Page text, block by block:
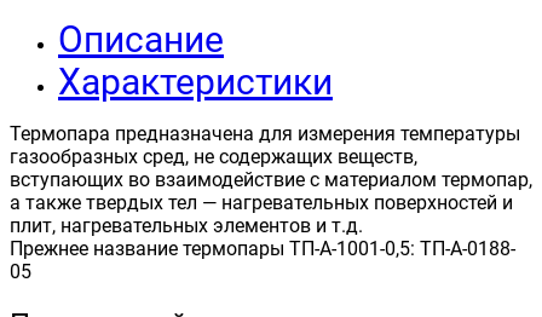
Описание
Характеристики
Термопара предназначена для измерения температуры
газообразных сред, не содержащих веществ,
вступающих во взаимодействие с материалом термопар,
а также твердых тел — нагревательных поверхностей и
плит, нагревательных элементов и т.д.
Прежнее название термопары ТП-А-1001-0,5: ТП-А-0188-
05